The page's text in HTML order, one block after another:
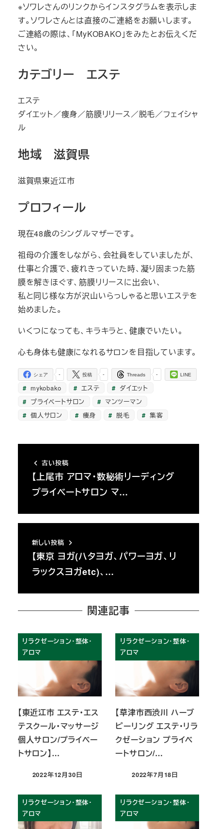
※ソワレさんのリンクからインスタグラムを表示しま
す。ソワレさんとは直接のご連絡をお願いします。
ご連絡の際は、「MyKOBAKO」をみたとお伝えくだ
さい。
カテゴリー エステ
エステ
ダイエット／痩身／筋膜リリース／脱毛／フェイシャ
ル
地域 滋賀県
滋賀県東近江市
プロフィール
現在48歳のシングルマザーです。
祖母の介護をしながら、会社員をしていましたが、
仕事と介護で、疲れきっていた時、凝り固まった筋
膜を解きほぐす、筋膜リリースに出会い、
私と同じ様な方が沢山いらっしゃると思いエステを
始めました。
いくつになっても、キラキラと、健康でいたい。
心も身体も健康になれるサロンを目指しています。
-
シェア -
投稿 -
Threads LINE
mykobako エステ
ダイエット
プライベートサロン
マンツーマン
個人サロン
痩身 脱毛 集客
古い投稿
【上尾市 アロマ・数秘術リーディング
プライベートサロン マ…
新しい投稿
【東京 ヨガ(ハタヨガ、パワーヨガ、リ
ラックスヨガetc)、…
関連記事
リラクゼーション・整体・
アロマ
【東近江市 エステ・エス
テスクール・マッサージ
個人サロン/プライベー
トサロン】…
投稿日
2022年12月30日
リラクゼーション・整体・
アロマ
【草津市西渋川 ハーブ
ピーリング エステ・リラ
クゼーション プライベ
ートサロン/…
投稿日
2022年7月18日
リラクゼーション・整体・
アロマ
リラクゼーション・整体・
アロマ